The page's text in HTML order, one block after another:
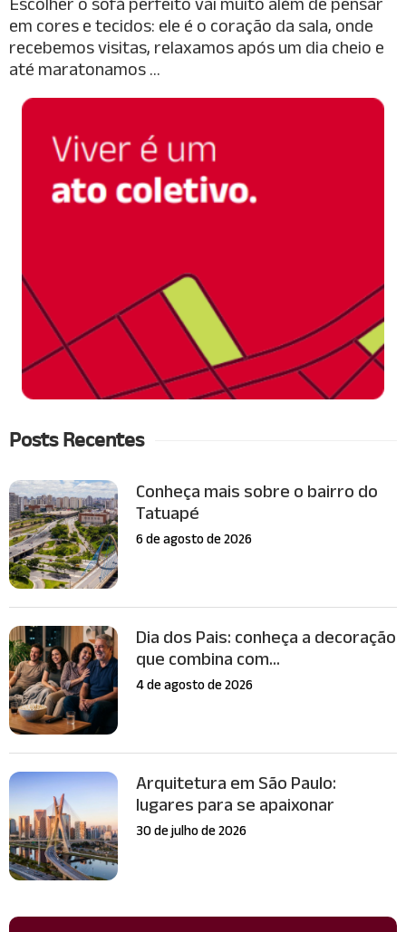
em cores e tecidos: ele é o coração da sala, onde
recebemos visitas, relaxamos após um dia cheio e
até maratonamos …
Posts Recentes
Conheça mais sobre o bairro do
Tatuapé
6 de agosto de 2026
Dia dos Pais: conheça a decoração
que combina com...
4 de agosto de 2026
Arquitetura em São Paulo:
lugares para se apaixonar
30 de julho de 2026